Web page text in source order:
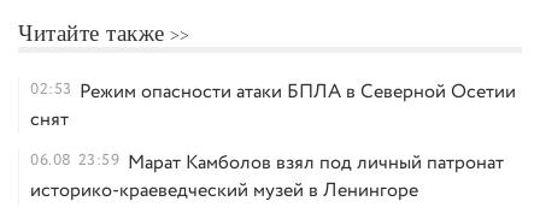
Читайте также
02:53 Режим опасности атаки БПЛА в Северной Осетии
снят
06.08 23:59 Марат Камболов взял под личный патронат
историко-краеведческий музей в Ленингоре